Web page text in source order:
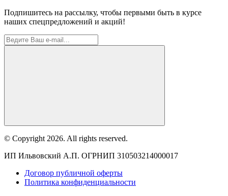
Подпишитесь на рассылку, чтобы первыми быть в курсе
наших спецпредложений и акций!
© Copyright 2026. All rights reserved.
ИП Ильвовский А.П. ОГРНИП 310503214000017
Договор публичной оферты
Политика конфиденциальности